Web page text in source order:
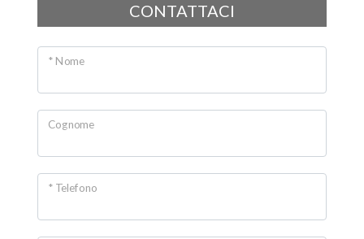
CONTATTACI
* Nome
Cognome
* Telefono
opzioni